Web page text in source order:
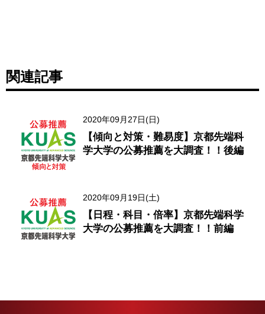
関連記事
2020年09月27日(日)
【傾向と対策・難易度】京都先端科
学大学の公募推薦を大調査！！後編
2020年09月19日(土)
【日程・科目・倍率】京都先端科学
大学の公募推薦を大調査！！前編